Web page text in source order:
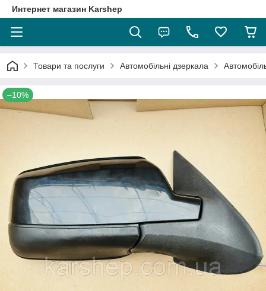
Интернет магазин Karshep
Товари та послуги Автомобільні дзеркала
–10%